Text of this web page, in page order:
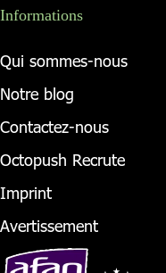
Informations
Qui sommes-nous
Notre blog
Contactez-nous
Octopush Recrute
Imprint
Avertissement